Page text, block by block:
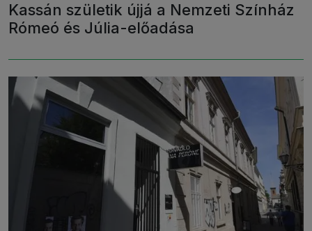
Kassán születik újjá a Nemzeti Színház
Rómeó és Júlia-előadása